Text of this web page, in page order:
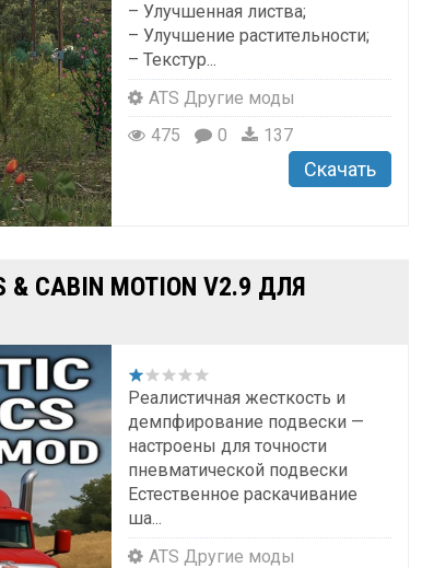
– Улучшенная листва;
– Улучшение растительности;
– Текстур...
ATS Другие моды
475
0 137
Скачать
& CABIN MOTION V2.9 ДЛЯ
Реалистичная жесткость и
демпфирование подвески —
настроены для точности
пневматической подвески
Естественное раскачивание
ша...
ATS Другие моды